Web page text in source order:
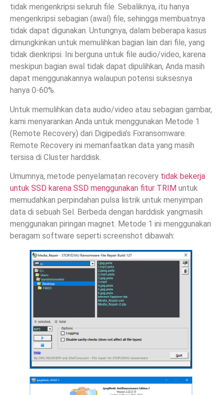
tidak mengenkripsi seluruh file. Sebaliknya, itu hanya
mengenkripsi sebagian (awal) file, sehingga membuatnya
tidak dapat digunakan. Untungnya, dalam beberapa kasus
dimungkinkan untuk memulihkan bagian lain dari file, yang
tidak dienkripsi. Ini berguna untuk file audio/video, karena
meskipun bagian awal tidak dapat dipulihkan, Anda masih
dapat menggunakannya walaupun potensi suksesnya
hanya 0-60%.
Untuk memulihkan data audio/video atau sebagian gambar,
kami menyarankan Anda untuk menggunakan Metode 1
(Remote Recovery) dari Digipedia’s Fixransomware.
Remote Recovery ini memanfaatkan data yang masih
tersisa di Cluster harddisk.
Umumnya, metode penyelamatan recovery tidak bekerja
untuk SSD karena SSD menggunakan fitur TRIM untuk
memudahkan perpindahan pulsa listrik untuk menyimpan
data di sebuah Sel. Berbeda dengan harddisk yangmasih
menggunakan piringan magnet. Metode 1 ini menggunakan
beragam software seperti screenshot dibawah: